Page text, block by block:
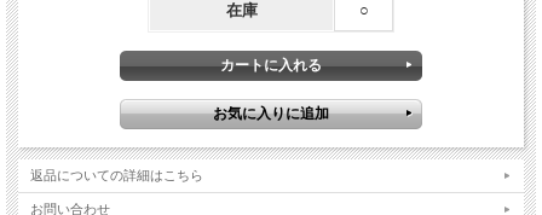
在庫 ○
返品についての詳細はこちら
お問い合わせ